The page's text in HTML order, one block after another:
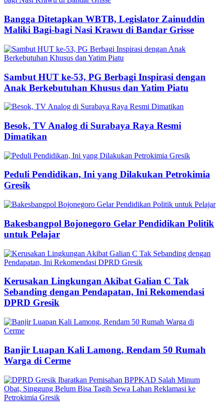
Bangga Ditetapkan WBTB, Legislator Zainuddin
Maliki Bagi-bagi Nasi Krawu di Bandar Grisse
Sambut HUT ke-53, PG Berbagi Inspirasi dengan
Anak Berkebutuhan Khusus dan Yatim Piatu
Besok, TV Analog di Surabaya Raya Resmi
Dimatikan
Peduli Pendidikan, Ini yang Dilakukan Petrokimia
Gresik
Bakesbangpol Bojonegoro Gelar Pendidikan Politik
untuk Pelajar
Kerusakan Lingkungan Akibat Galian C Tak
Sebanding dengan Pendapatan, Ini Rekomendasi
DPRD Gresik
Banjir Luapan Kali Lamong, Rendam 50 Rumah
Warga di Cerme